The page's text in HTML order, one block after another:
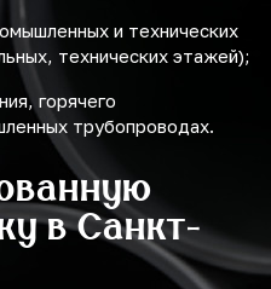
и технических
технических этажей);
горячего
трубопроводах.
в Санкт-